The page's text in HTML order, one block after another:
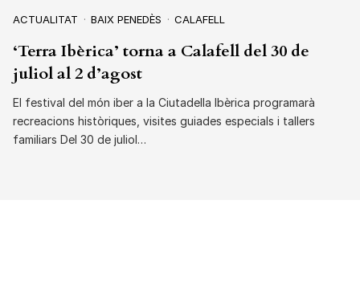
ACTUALITAT BAIX PENEDÈS CALAFELL
‘Terra Ibèrica’ torna a Calafell del 30 de
juliol al 2 d’agost
El festival del món iber a la Ciutadella Ibèrica programarà
recreacions històriques, visites guiades especials i tallers
familiars Del 30 de juliol…